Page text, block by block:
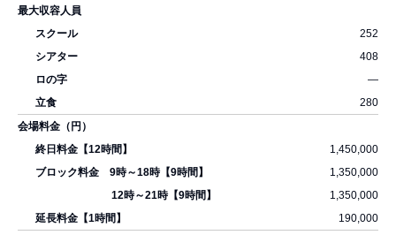
252
408
―
280
1,450,000
1,350,000
1,350,000
190,000